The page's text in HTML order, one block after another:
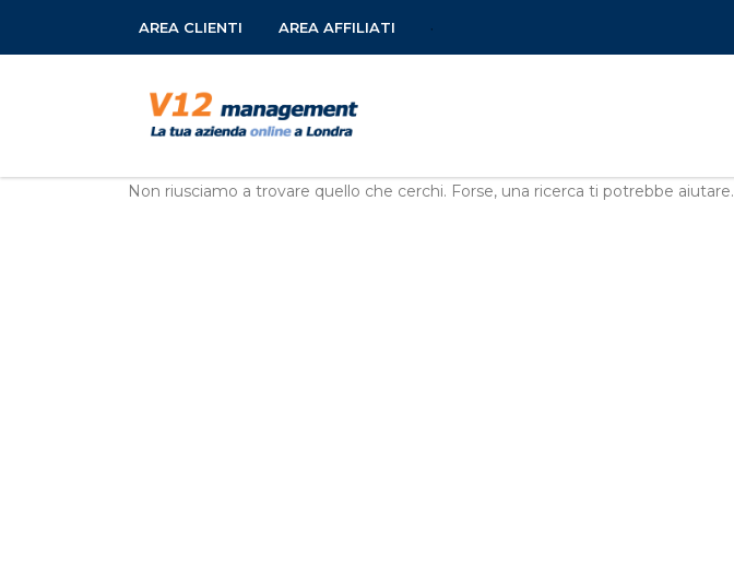
AREA CLIENTI AREA AFFILIATI
Non riusciamo a trovare quello che cerchi. Forse, una ricerca ti potrebbe aiutare.